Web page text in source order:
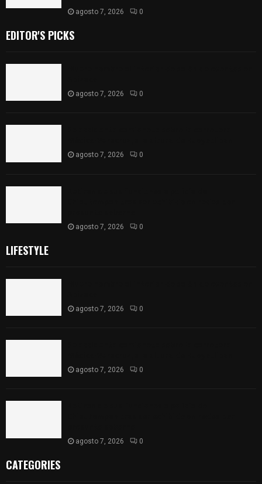
agosto 7, 2026 0
EDITOR'S PICKS
agosto 7, 2026 0
agosto 7, 2026 0
agosto 7, 2026 0
LIFESTYLE
agosto 7, 2026 0
agosto 7, 2026 0
agosto 7, 2026 0
CATEGORIES